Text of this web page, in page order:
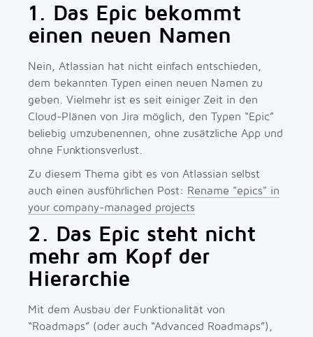
1. Das Epic bekommt
einen neuen Namen
Nein, Atlassian hat nicht einfach entschieden,
dem bekannten Typen einen neuen Namen zu
geben. Vielmehr ist es seit einiger Zeit in den
Cloud-Plänen von Jira möglich, den Typen “Epic”
beliebig umzubenennen, ohne zusätzliche App und
ohne Funktionsverlust.
Zu diesem Thema gibt es von Atlassian selbst
auch einen ausführlichen Post: Rename "epics" in
your company-managed projects
2. Das Epic steht nicht
mehr am Kopf der
Hierarchie
Mit dem Ausbau der Funktionalität von
“Roadmaps” (oder auch “Advanced Roadmaps”),